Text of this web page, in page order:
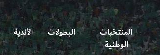
المنتخبات
الوطنية
البطولات الأندية